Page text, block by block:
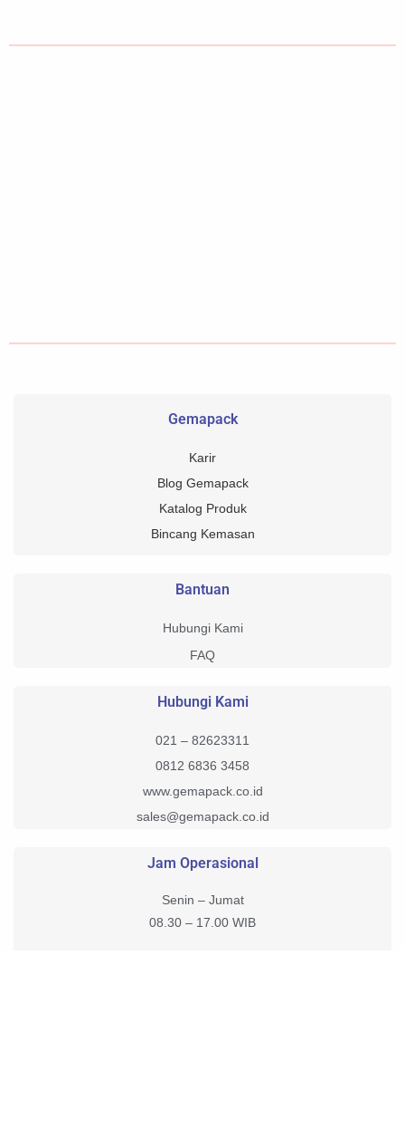
Gemapack
Karir
Blog Gemapack
Katalog Produk
Bincang Kemasan
Bantuan
Hubungi Kami
FAQ
Hubungi Kami
021 – 82623311
0812 6836 3458
www.gemapack.co.id
sales@gemapack.co.id
Jam Operasional
Senin – Jumat
08.30 – 17.00 WIB